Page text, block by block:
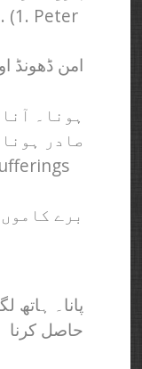
(1. Peter
امن ڈھونڈ
ہونا۔
صادر ہونا
برے
پانا۔ ہاتھ
حاصل کرنا